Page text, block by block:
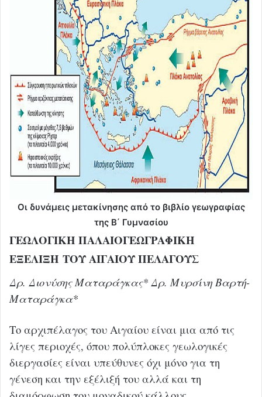
Οι δυνάμεις μετακίνησης από το βιβλίο γεωγραφίας
της Β΄ Γυμνασίου
ΓΕΩΛΟΓΙΚΗ ΠΑΛΑΙΟΓΕΩΓΡΑΦΙΚΗ
ΕΞΕΛΙΞΗ ΤΟΥ ΑΙΓΑΙΟΥ ΠΕΛΑΓΟΥΣ
Δρ. Διονύσης Ματαράγκας* Δρ. Μυρσίνη Βαρτή-
Ματαράγκα*
Το αρχιπέλαγος του Αιγαίου είναι μια από τις
λίγες περιοχές, όπου πολύπλοκες γεωλογικές
διεργασίες είναι υπεύθυνες όχι μόνο για τη
γένεση και την εξέλιξή του αλλά και τη